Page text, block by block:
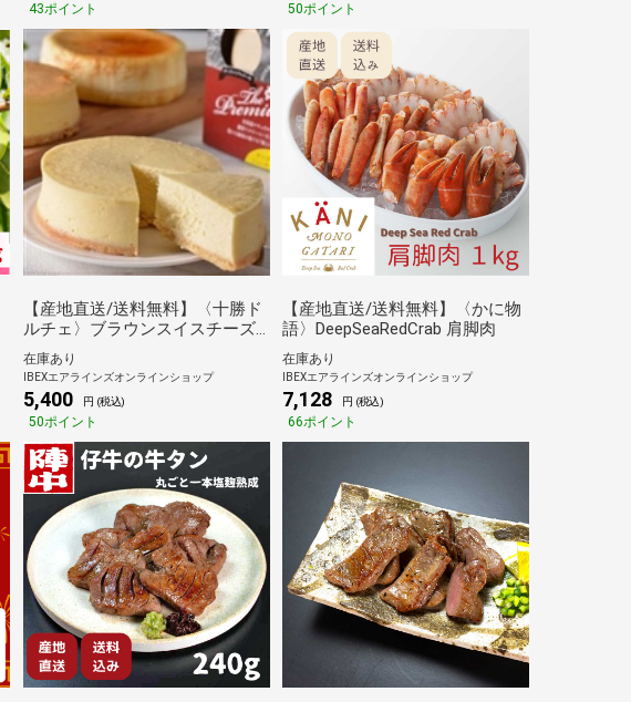
43ポイント 50ポイント
【産地直送/送料無料】〈十勝ド
ルチェ〉ブラウンスイスチーズ
ケーキセット
在庫あり
IBEXエアラインズオンラインショップ
5,400 円 (税込)
50ポイント
【産地直送/送料無料】〈かに物
語〉DeepSeaRedCrab 肩脚肉
在庫あり
IBEXエアラインズオンラインショップ
7,128 円 (税込)
66ポイント